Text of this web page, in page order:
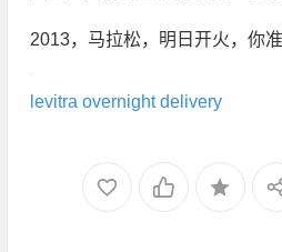
2013，马拉松，明日开火，你准
levitra overnight delivery